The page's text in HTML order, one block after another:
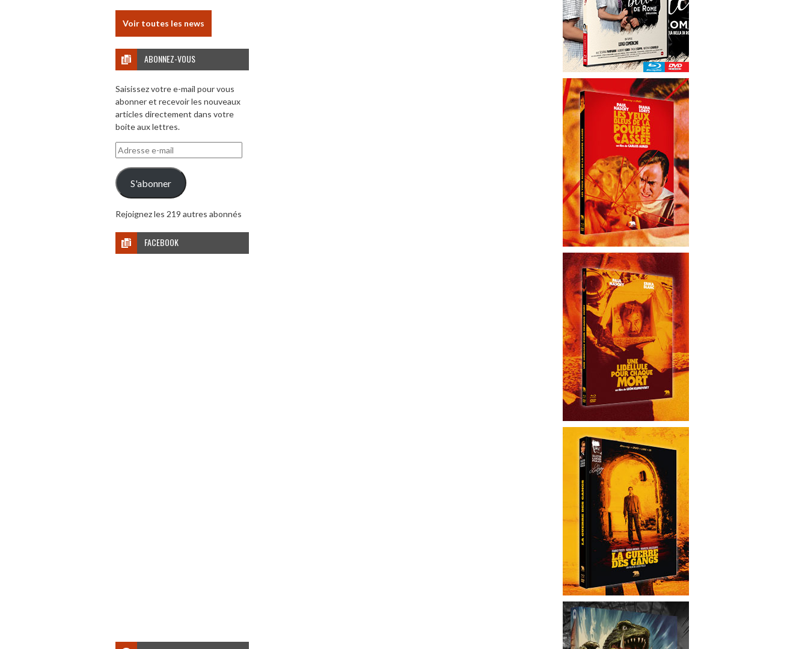
Voir toutes les news
ABONNEZ-VOUS
Saisissez votre e-mail pour vous
abonner et recevoir les nouveaux
articles directement dans votre
boite aux lettres.
Adresse
e-
mail
S'abonner
Rejoignez les 219 autres abonnés
FACEBOOK